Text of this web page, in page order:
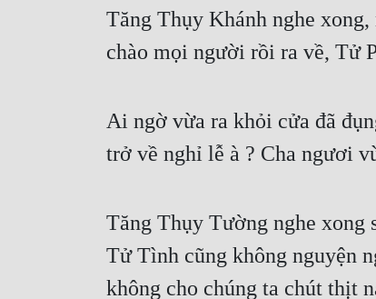
Tăng Thụy Khánh nghe
chào mọi người rồi ra về, Tử
Ai ngờ vừa ra khỏi cửa đã
trở về nghỉ lễ à ? Cha ngươi
Tăng Thụy Tường nghe xong
Tử Tình cũng không nguyện
không cho chúng ta chút thịt